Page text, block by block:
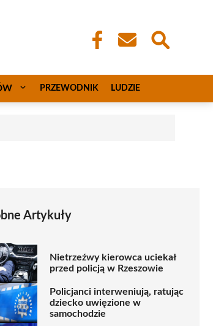
PRZEWODNIK LUDZIE
Artykuły
Nietrzeźwy kierowca uciekał
przed policją w Rzeszowie
Policjanci interweniują, ratując
dziecko uwięzione w
samochodzie